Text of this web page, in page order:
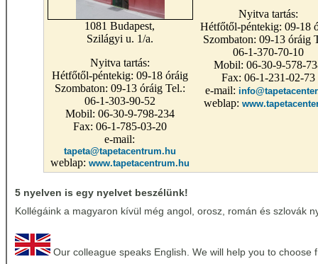
1081 Budapest,
Szilágyi u. 1/a.
Nyitva tartás:
Hétfőtől-péntekig: 09-18 óráig
Szombaton: 09-13 óráig Tel.:
06-1-303-90-52
Mobil: 06-30-9-798-234
Fax: 06-1-785-03-20
e-mail:
tapeta@tapetacentrum.hu
weblap: www.tapetacentrum.hu
Nyitva tartás:
Hétfőtől-péntekig: 09-18
Szombaton: 09-13 óráig
06-1-370-70-10
Mobil: 06-30-9-578-
Fax: 06-1-231-02-73
e-mail:
weblap:
5 nyelven is egy nyelvet beszélünk!
Kollégáink a magyaron kívül még angol, orosz, román és szlovák
Our colleague speaks English. We will help you to choose